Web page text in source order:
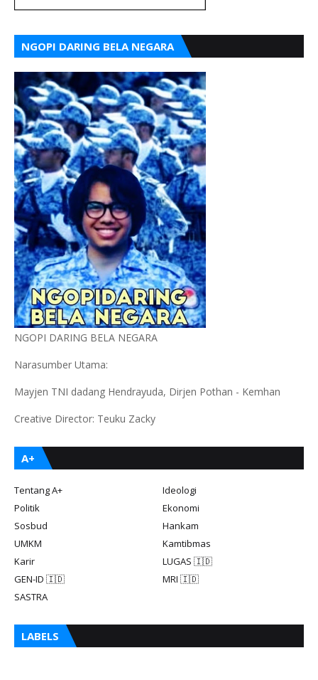
NGOPI DARING BELA NEGARA
NGOPI DARING BELA NEGARA
Narasumber Utama:
Mayjen TNI dadang Hendrayuda, Dirjen Pothan - Kemhan
Creative Director: Teuku Zacky
A+
Tentang A+
Ideologi
Politik
Ekonomi
Sosbud
Hankam
UMKM
Kamtibmas
Karir
LUGAS 🇮🇩
GEN-ID 🇮🇩
MRI 🇮🇩
SASTRA
LABELS